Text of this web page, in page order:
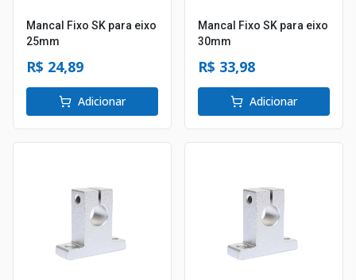
Mancal Fixo SK para eixo
25mm
R$ 24,89
Adicionar
Mancal Fixo SK para eixo
30mm
R$ 33,98
Adicionar